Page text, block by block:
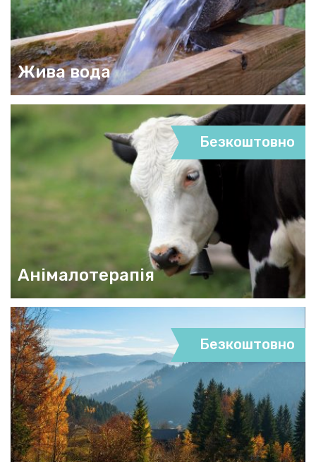
Жива вода
Безкоштовно
Анімалотерапія
Безкоштовно